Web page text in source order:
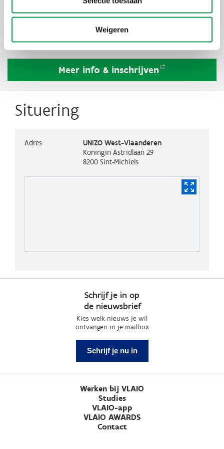
Weigeren
Kennishub Duurzaamheid
Meer info & inschrijven
Situering
Adres
UNIZO West-Vlaanderen
Koningin Astridlaan 29
8200 Sint-Michiels
Schrijf je in op
de nieuwsbrief
Kies welk nieuws je wil
ontvangen in je mailbox
Schrijf je nu in
Werken bij VLAIO
Studies
VLAIO-app
VLAIO AWARDS
Contact